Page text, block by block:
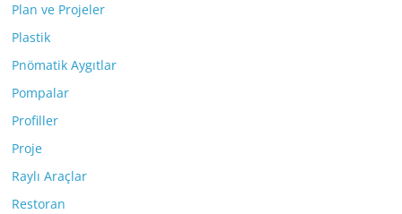
Plan ve Projeler
Plastik
Pnömatik Aygıtlar
Pompalar
Profiller
Proje
Raylı Araçlar
Restoran